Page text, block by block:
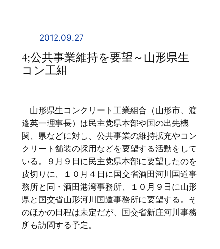
2012.09.27
4;公共事業維持を要望～山形県生
コン工組
山形県生コンクリート工業組合（山形市、渡
邉英一理事長）は民主党県本部や国の出先機
関、県などに対し、公共事業の維持拡充やコン
クリート舗装の採用などを要望する活動をして
いる。９月９日に民主党県本部に要望したのを
皮切りに、１０月４日に国交省酒田河川国道事
務所と同・酒田港湾事務所、１０月９日に山形
県と国交省山形河川国道事務所に要望する。そ
のほかの日程は未定だが、国交省新庄河川事務
所も訪問する予定。